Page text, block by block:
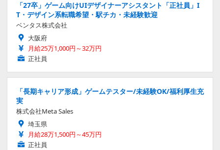
「27卒」ゲーム向けUIデザイナーアシスタント「正社員」I
T・デザイン系転職希望・駅チカ・未経験歓迎
ベンタス株式会社
大阪府
月給25万1,000円～32万円
正社員
「長期キャリア形成」ゲームテスター/未経験OK/福利厚生充
実
株式会社Meta Sales
埼玉県
月給28万1,500円～45万円
正社員